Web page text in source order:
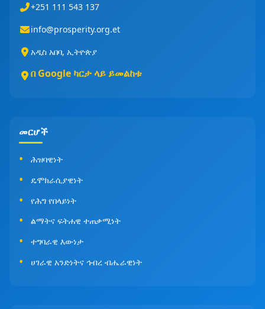
+251 111 543 137
info@prosperity.org.et
አዲስ አበባ, ኢትዮጵያ
በ Google ካርታ ላይ ይመልከቱ
መርሆች
ሕዝባዊነት
ዴሞክራሲያዊነት
የሕግ የበላይነት
ልማትና ፍትሐዊ ተጠቃሚነት
ተግባራዊ እውነታ
ሀገራዊ አንድነትና ኅብረ ብሔራዊነት